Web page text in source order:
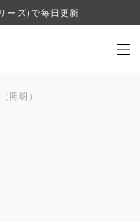
ーズ)で毎日更新
照明）